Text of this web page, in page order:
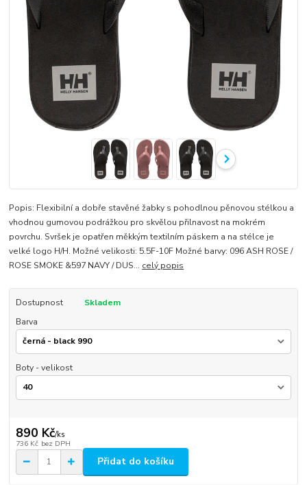
Popis: Flexibilní a dobře stavěné žabky s pohodlnou pěnovou stélkou a
vhodnou gumovou podrážkou pro skvělou přilnavost na mokrém
povrchu. Svršek je opatřen měkkým textilním páskem a na stélce je
velké logo H/H. Možné velikosti: 5.5F-10F Možné barvy: 096 ASH ROSE /
ROSE SMOKE &597 NAVY / DUS... celý popis
Dostupnost
Skladem
Barva
Boty - velikost
890 Kč/ks
736 Kč bez DPH
Přidat do košíku